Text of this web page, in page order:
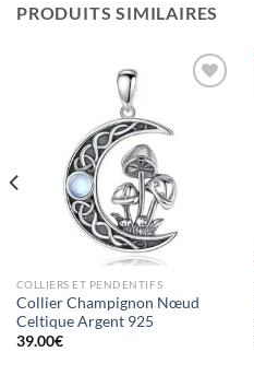
PRODUITS SIMILAIRES
COLLIERS ET PENDENTIFS
Collier Champignon Nœud
Celtique Argent 925
39.00€